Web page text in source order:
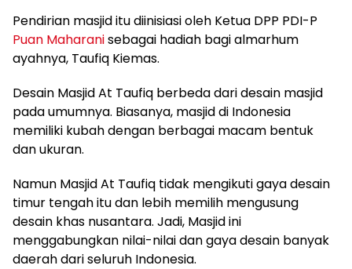
Pendirian masjid itu diinisiasi oleh Ketua DPP PDI-P
Puan Maharanisebagai hadiah bagi almarhum
ayahnya, Taufiq Kiemas.
Desain Masjid At Taufiq berbeda dari desain masjid
pada umumnya. Biasanya, masjid di Indonesia
memiliki kubah dengan berbagai macam bentuk
dan ukuran.
Namun Masjid At Taufiq tidak mengikuti gaya desain
timur tengah itu dan lebih memilih mengusung
desain khas nusantara. Jadi, Masjid ini
menggabungkan nilai-nilai dan gaya desain banyak
daerah dari seluruh Indonesia.